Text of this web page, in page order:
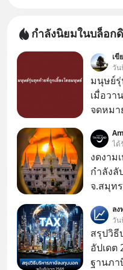
กำลังนิยมในบล็อก
เขี
วัน
มนุษย์
เมื่อวา
จดหมายรักถึ
ป๊าผมเ
เดือนก่อน
อากงก็
มีเรื่อง
ได้
งดงาม
กำลังลั
จ.สมุท
ล
วัน
สรุปวิ
อัปเดต
ฐานภ